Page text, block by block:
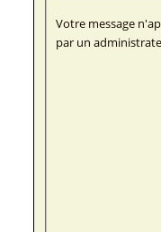
Votre message
par un